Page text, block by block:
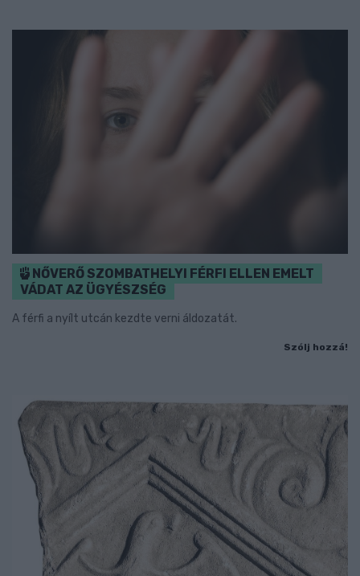
NŐVERŐ SZOMBATHELYI FÉRFI ELLEN EMELT
VÁDAT AZ ÜGYÉSZSÉG
A férfi a nyílt utcán kezdte verni áldozatát.
Szólj hozzá!